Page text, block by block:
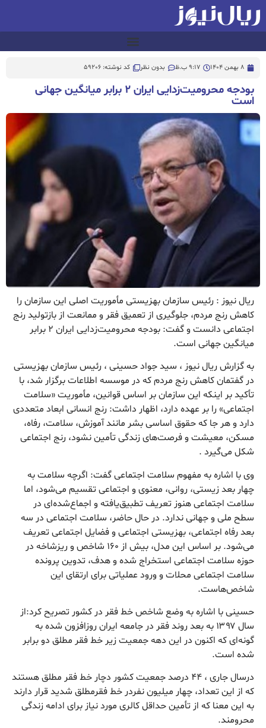
8 بهمن 1404 9:17 ب.ظ بدون نظر کد نوشته: 59206
بودجه محرومیت‌زدایی ایران ۲ برابر میانگین جهانی
است
ریال نیوز : رئیس سازمان بهزیستی مأموریت اصلی این سازمان را
کاهش رنج مردم، جلوگیری از تعمیق فقر و ممانعت از بازتولید رنج
اجتماعی دانست و گفت: بودجه محرومیت‌زدایی ایران ۲ برابر
میانگین جهانی است.
به گزارش ریال نیوز ، سید جواد حسینی ، رئیس سازمان بهزیستی
در گفتمان کاهش رنج مردم که در موسسه اطلاعات برگزار شد، با
تأکید بر اینکه این سازمان بر اساس قوانین، مأموریت «سلامت
اجتماعی» را بر عهده دارد، اظهار داشت: رنج انسانی ابعاد متعددی
دارد و هر جا که حقوق اساسی بشر مانند آموزش، سلامت، رفاه،
مسکن، معیشت و فرصت‌های زندگی تأمین نشود، رنج اجتماعی
شکل می‌گیرد .
وی با اشاره به مفهوم سلامت اجتماعی گفت: اگرچه سلامت به
چهار بعد زیستی، روانی، معنوی و اجتماعی تقسیم می‌شود، اما
سلامت اجتماعی هنوز تعریف تطبیق‌یافته و اجماع‌شده‌ای در
سطح ملی و جهانی ندارد. در حال حاضر، سلامت اجتماعی در سه
بعد رفاه اجتماعی، بهزیستی اجتماعی و فضایل اجتماعی تعریف
می‌شود. بر اساس این مدل، بیش از ۱۶۰ شاخص و ریزشاخه در
حوزه سلامت اجتماعی استخراج شده و هدف، تدوین پرونده
سلامت اجتماعی محلات و ورود عملیاتی برای ارتقای این
شاخص‌هاست.
حسینی با اشاره به وضع شاخص خط فقر در کشور تصریح کرد:از
سال ۱۳۹۷ به بعد روند فقر در جامعه ایران روزافزون شده به
گونه‌ای که اکنون در این دهه جمعیت زیر خط فقر مطلق دو برابر
شده است.
درسال جاری ، ۴۴ درصد جمعیت کشور دچار خط فقر مطلق هستند
که از این تعداد، چهار میلیون نفردر خط فقرمطلق شدید قرار دارند
به این معنا که از تأمین حداقل کالری مورد نیاز برای ادامه زندگی
محرومند.